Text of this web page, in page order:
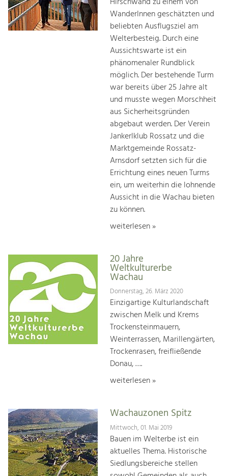
WanderInnen geschätzten und
beliebten Ausflugsziel am
Welterbesteig. Durch eine
Aussichtswarte ist ein
phänomenaler Rundblick
möglich. Der bestehende Turm
war bereits über 25 Jahre alt
und musste wegen Morschheit
aus Sicherheitsgründen
abgebaut werden. Der Verein
Jankerlklub Rossatz und die
Marktgemeinde Rossatz-
Arnsdorf setzten sich für die
Errichtung eines neuen Turms
ein, um weiterhin die lohnende
Aussicht in die Wachau bieten
zu können.
weiterlesen »
20 Jahre
Weltkulturerbe
Wachau
Donnerstag, 26. März 2020
Einzigartige Kulturlandschaft
zwischen Melk und Krems
Trockensteinmauern,
Weinterrassen, Marillengärten,
Trockenrasen, freifließende
Donau, ….
weiterlesen »
Wachauzonen Spitz
Mittwoch, 01. Mai 2019
Bauen im Welterbe ist ein
aktuelles Thema. Historische
Siedlungsbereiche stellen